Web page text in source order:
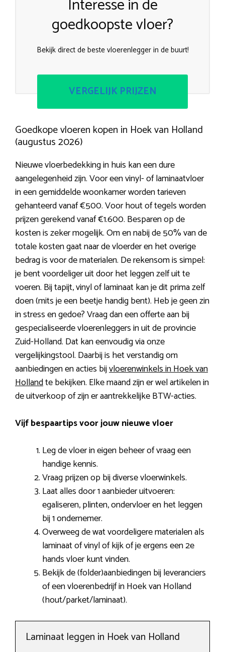
Interesse in de
goedkoopste vloer?
Bekijk direct de beste vloerenlegger in de buurt!
VERGELIJK PRIJZEN
Goedkope vloeren kopen in Hoek van Holland
(augustus 2026)
Nieuwe vloerbedekking in huis kan een dure
aangelegenheid zijn. Voor een vinyl- of laminaatvloer
in een gemiddelde woonkamer worden tarieven
gehanteerd vanaf €500. Voor hout of tegels worden
prijzen gerekend vanaf €1.600. Besparen op de
kosten is zeker mogelijk. Om en nabij de 50% van de
totale kosten gaat naar de vloerder en het overige
bedrag is voor de materialen. De rekensom is simpel:
je bent voordeliger uit door het leggen zelf uit te
voeren. Bij tapijt, vinyl of laminaat kan je dit prima zelf
doen (mits je een beetje handig bent). Heb je geen zin
in stress en gedoe? Vraag dan een offerte aan bij
gespecialiseerde vloerenleggers in uit de provincie
Zuid-Holland. Dat kan eenvoudig via onze
vergelijkingstool. Daarbij is het verstandig om
aanbiedingen en acties bijvloerenwinkels in Hoek van
Hollandte bekijken. Elke maand zijn er wel artikelen in
de uitverkoop of zijn er aantrekkelijke BTW-acties.
Vijf bespaartips voor jouw nieuwe vloer
Leg de vloer in eigen beheer of vraag een
handige kennis.
Vraag prijzen op bij diverse vloerwinkels.
Laat alles door 1 aanbieder uitvoeren:
egaliseren, plinten, ondervloer en het leggen
bij 1 ondernemer.
Overweeg de wat voordeligere materialen als
laminaat of vinyl of kijk of je ergens een 2e
hands vloer kunt vinden.
Bekijk de (folder)aanbiedingen bij leveranciers
of een vloerenbedrijf in Hoek van Holland
(hout/parket/laminaat).
Laminaat leggen in Hoek van Holland